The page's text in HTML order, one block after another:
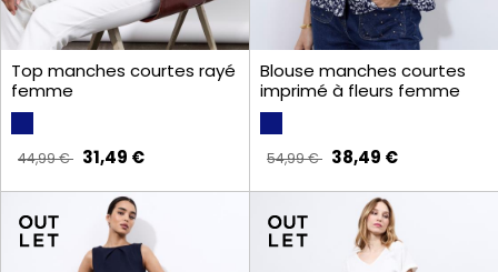
Top manches courtes rayé
femme
44,99 € 31,49 €
Blouse manches courtes
imprimé à fleurs femme
54,99 € 38,49 €